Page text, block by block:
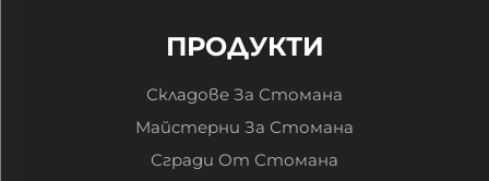
ПРОДУКТИ
Складове За Стомана
Майстерни За Стомана
Сгради От Стомана